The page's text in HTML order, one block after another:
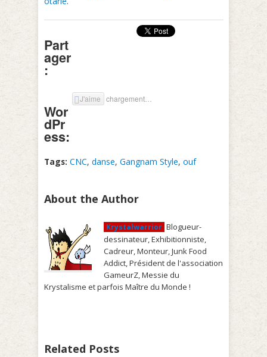
Part
ager
:
Wor
dPr
ess:
J'aime chargement…
Tags: CNC, danse, Gangnam Style, ouf
About the Author
Krystalwarrior Blogueur-
dessinateur, Exhibitionniste,
Cadreur, Monteur, Junk Food
Addict, Président de l'association
GameurZ, Messie du
Krystalisme et parfois Maître du Monde !
Related Posts